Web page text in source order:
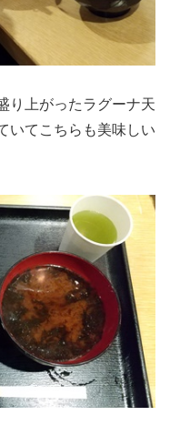
り上がったラグーナ天
いてこちらも美味しい